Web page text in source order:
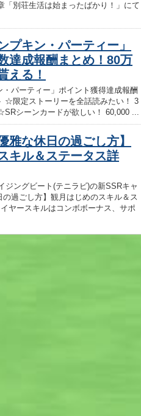
別荘生活は始まったばかり！」にて
プキン・パーティー」
達成報酬まとめ！80万
える！
・パーティー」ポイント獲得達成報酬
☆限定ストーリーを全話読みたい！ 3
シーンカードが欲しい！ 60,000 ...
雅な休日の過ごし方】
キル＆ステータス詳
ジングビート(テニラビ)の新SSRキャ
の過ごし方】観月はじめのスキル＆ス
ヤースキルはコンボボーナス、サポ